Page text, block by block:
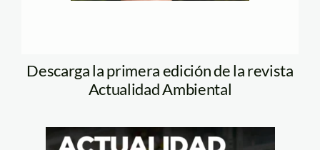
Descarga la primera edición de la revista
Actualidad Ambiental